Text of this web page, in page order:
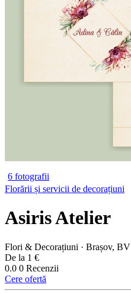
6 fotografii
Florării și servicii de decorațiuni
Asiris Atelier
Flori & Decorațiuni · Brașov, BV
De la 1 €
0.0 0 Recenzii
Cere ofertă